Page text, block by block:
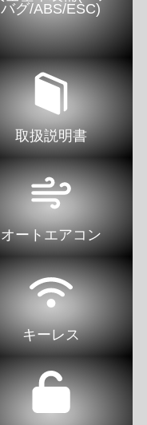
バグ/ABS/ESC)
取扱説明書
オートエアコン
キーレス